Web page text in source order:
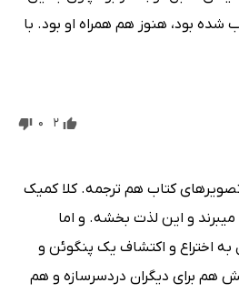
شده بود، هنوز هم همراه او بود. با
2
0
کتاب هم ترجمه. کلا کمیک
و این لذت بخشه. و اما
اختراع و اکتشاف یک پنگوئن و
هم برای دیگران دردسرسازه و هم